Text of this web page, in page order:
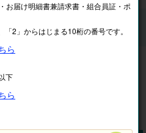
におすすめ
)
お届け明細書兼請求書・組合員証・ポ
2」からはじまる10桁の番号です。
ら
下
ら